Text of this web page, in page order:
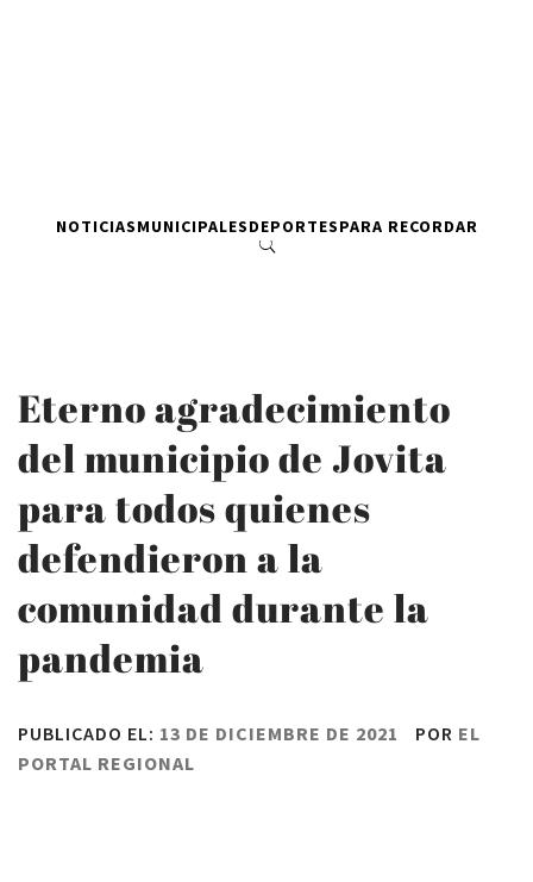
NOTICIASMUNICIPALESDEPORTESPARA RECORDAR
Eterno agradecimiento
del municipio de Jovita
para todos quienes
defendieron a la
comunidad durante la
pandemia
PUBLICADO EL: 13 DE DICIEMBRE DE 2021 POR EL
PORTAL REGIONAL